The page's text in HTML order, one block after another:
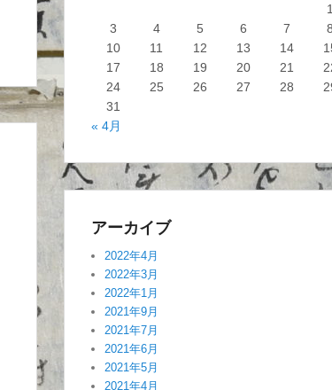
1
3
4 5 6 7 8
10
11 12 13 14
17
18 19 20 21
24
25 26 27 28
31
« 4月
アーカイブ
2022年4月
2022年3月
2022年1月
2021年9月
2021年7月
2021年6月
2021年5月
2021年4月